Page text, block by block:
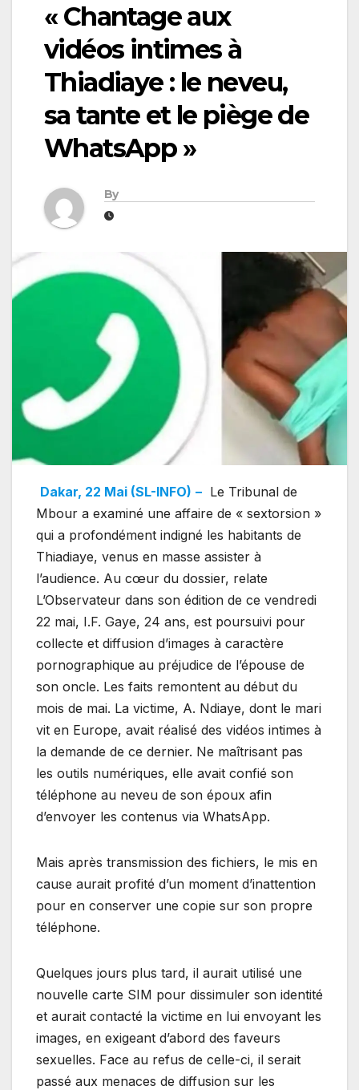
« Chantage aux
vidéos intimes à
Thiadiaye : le neveu,
sa tante et le piège de
WhatsApp »
By
Dakar, 22 Mai (SL-INFO) – Le Tribunal de
Mbour a examiné une affaire de « sextorsion »
qui a profondément indigné les habitants de
Thiadiaye, venus en masse assister à
l’audience. Au cœur du dossier, relate
L’Observateur dans son édition de ce vendredi
22 mai, I.F. Gaye, 24 ans, est poursuivi pour
collecte et diffusion d’images à caractère
pornographique au préjudice de l’épouse de
son oncle. Les faits remontent au début du
mois de mai. La victime, A. Ndiaye, dont le mari
vit en Europe, avait réalisé des vidéos intimes à
la demande de ce dernier. Ne maîtrisant pas
les outils numériques, elle avait confié son
téléphone au neveu de son époux afin
d’envoyer les contenus via WhatsApp.
Mais après transmission des fichiers, le mis en
cause aurait profité d’un moment d’inattention
pour en conserver une copie sur son propre
téléphone.
Quelques jours plus tard, il aurait utilisé une
nouvelle carte SIM pour dissimuler son identité
et aurait contacté la victime en lui envoyant les
images, en exigeant d’abord des faveurs
sexuelles. Face au refus de celle-ci, il serait
passé aux menaces de diffusion sur les